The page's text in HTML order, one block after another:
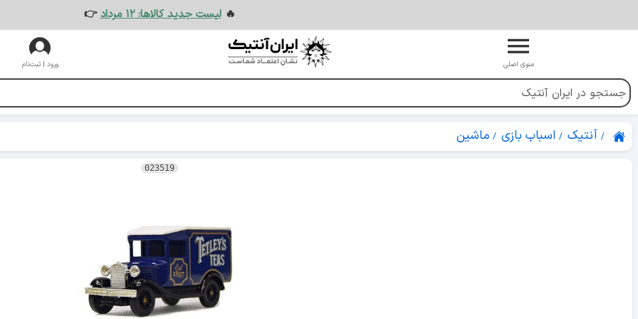
🔥لیست جدید کالاها: ۱۲ مرداد 👉
منوی اصلی ورود | ثبت‌نام
آنتیک اسباب بازی ماشین
023519